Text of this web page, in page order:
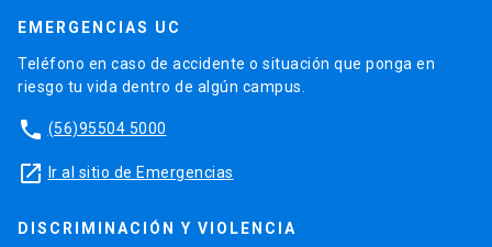
EMERGENCIAS UC
Teléfono en caso de accidente o situación que ponga en
riesgo tu vida dentro de algún campus.
phone (56)95504 5000
launch Ir al sitio de Emergencias
DISCRIMINACIÓN Y VIOLENCIA